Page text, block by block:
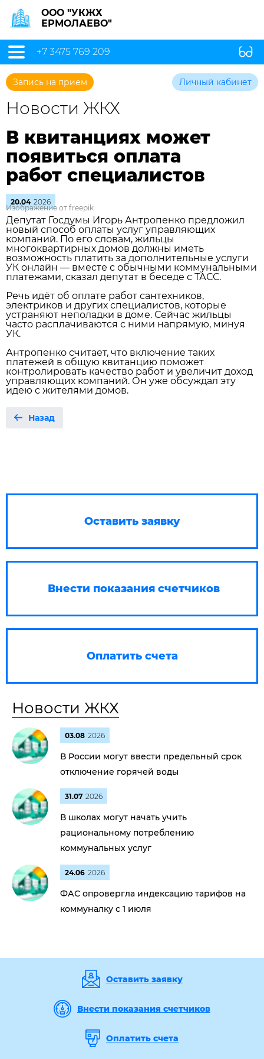
ООО "УКЖХ
ЕРМОЛАЕВО"
+7 3475 769 209
Запись на прием Личный кабинет
Новости ЖКХ
В квитанциях может
появиться оплата
работ специалистов
20.04 2026
Изображение от freepik
Депутат Госдумы Игорь Антропенко предложил
новый способ оплаты услуг управляющих
компаний. По его словам, жильцы
многоквартирных домов должны иметь
возможность платить за дополнительные услуги
УК онлайн — вместе с обычными коммунальными
платежами, сказал депутат в беседе с ТАСС.
Речь идёт об оплате работ сантехников,
электриков и других специалистов, которые
устраняют неполадки в доме. Сейчас жильцы
часто расплачиваются с ними напрямую, минуя
УК.
Антропенко считает, что включение таких
платежей в общую квитанцию поможет
контролировать качество работ и увеличит доход
управляющих компаний. Он уже обсуждал эту
идею с жителями домов.
Назад
Оставить заявку
Внести показания счетчиков
Оплатить счета
Новости ЖКХ
03.08 2026
В России могут ввести предельный срок
отключение горячей воды
31.07 2026
В школах могут начать учить
рациональному потреблению
коммунальных услуг
24.06 2026
ФАС опровергла индексацию тарифов на
коммуналку с 1 июля
Оставить заявку
Внести показания счетчиков
Оплатить счета